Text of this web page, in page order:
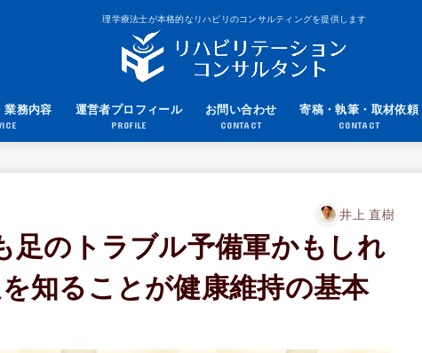
理学療法士が本格的なリハビリのコンサルティングを提供します
業務内容 運営者プロフィール
PROFILE
お問い合わせ
CONTACT
寄稿・執筆・取材依頼
CONTACT
井上 直樹
足のトラブル予備軍かもしれ
知ることが健康維持の基本